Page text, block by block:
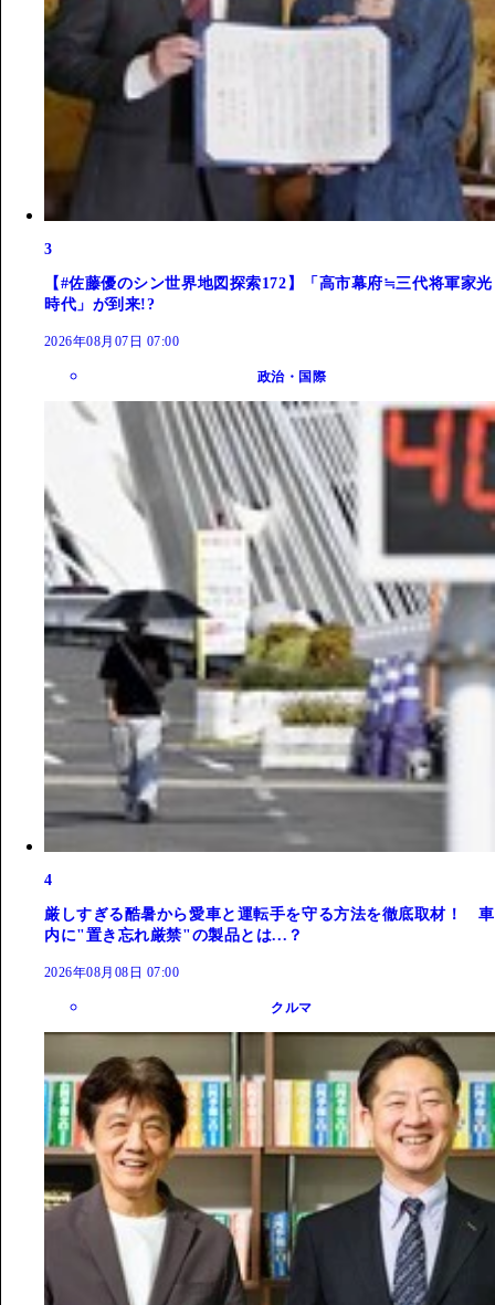
3
【#佐藤優のシン世界地図探索172】「高市幕府≒三代将軍家光
時代」が到来!?
2026年08月07日 07:00
政治・国際
4
厳しすぎる酷暑から愛車と運転手を守る方法を徹底取材！ 車
内に"置き忘れ厳禁"の製品とは...？
2026年08月08日 07:00
クルマ